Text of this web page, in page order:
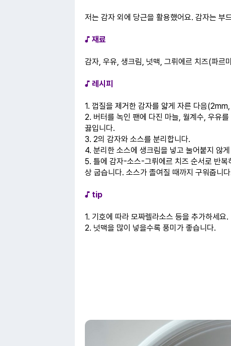
저는 감자 외에 당근을 활용했어요. 감자는 부
♪ 재료
감자, 우유, 생크림, 넛맥, 그뤼에르 치즈(파르
♪ 레시피
1. 껍질을 제거한 감자를 얇게 자른 다음
2. 버터를 녹인 팬에 다진 마늘, 월계수, 우유
끓입니다.
3. 2의 감자와 소스를 분리합니다.
4. 분리한 소스에 생크림을 넣고 눌어붙지 않
5. 틀에 감자-소스-그뤼에르 치즈 순서로 반
상 굽습니다. 소스가 졸여질 때까지 구워줍니
♪ tip
1. 기호에 따라 모짜렐라소스 등을 추가하세요.
2. 넛맥을 많이 넣을수록 풍미가 좋습니다.